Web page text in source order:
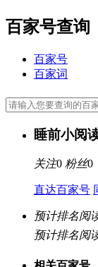
百家号查询
百家号
百家词
睡前小阅
关注0 粉丝0
直达百家号
预计排名阅
预计排名阅